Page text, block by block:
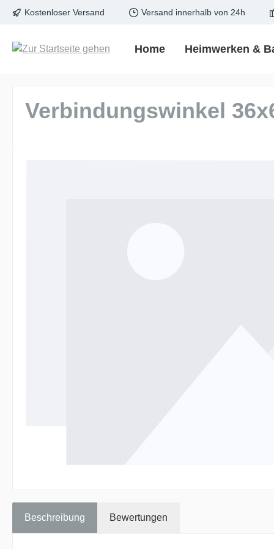
Zur Hauptnavigation springen
Kostenloser Versand Versand innerhalb von 24h
Home Heimwerken &
Verbindungswinkel
Beschreibung Bewertungen